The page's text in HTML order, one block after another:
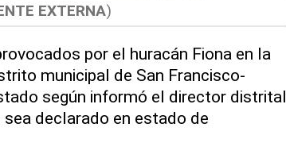
EXTERNA)
por el huracán Fiona en la
municipal de San Francisco-
según informó el director distrital
declarado en estado de